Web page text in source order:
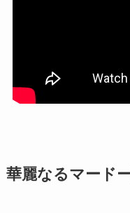
華麗なるマード